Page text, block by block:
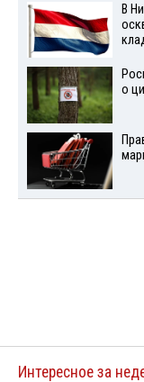
В
о
Интересное за